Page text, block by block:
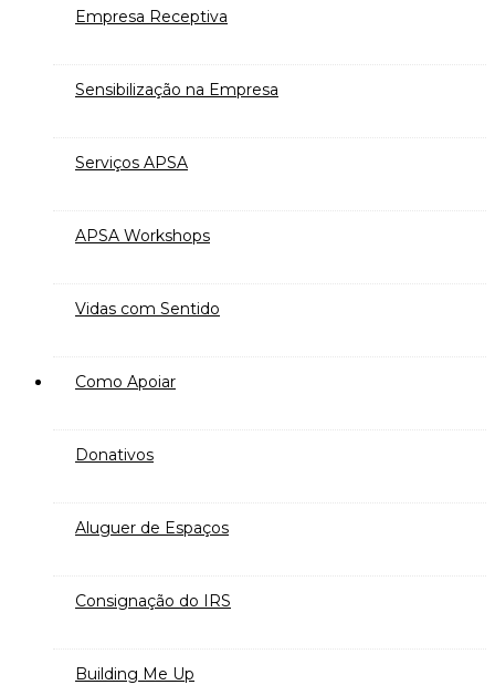
Empresa Receptiva
Sensibilização na Empresa
Serviços APSA
APSA Workshops
Vidas com Sentido
Como Apoiar
Donativos
Aluguer de Espaços
Consignação do IRS
Building Me Up